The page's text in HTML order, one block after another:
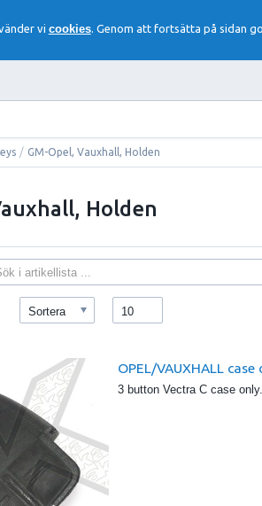
vi cookies. Genom att fortsätta på sidan
/ GM-Opel, Vauxhall, Holden
Holden
Sortera 10
OPEL/VAUXHALL
3 button Vectra C case